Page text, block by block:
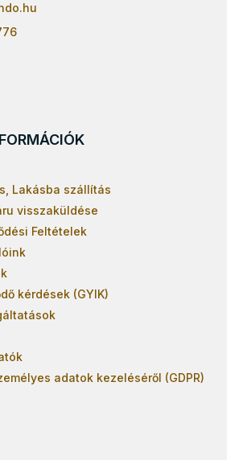
Lakásba szállítás
visszaküldése
Feltételek
kérdések (GYIK)
adatok kezeléséről (GDPR)